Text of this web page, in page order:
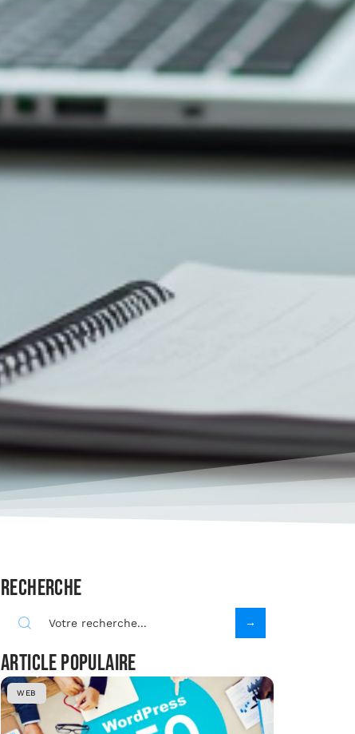
Recherche
Article populaire
WEB